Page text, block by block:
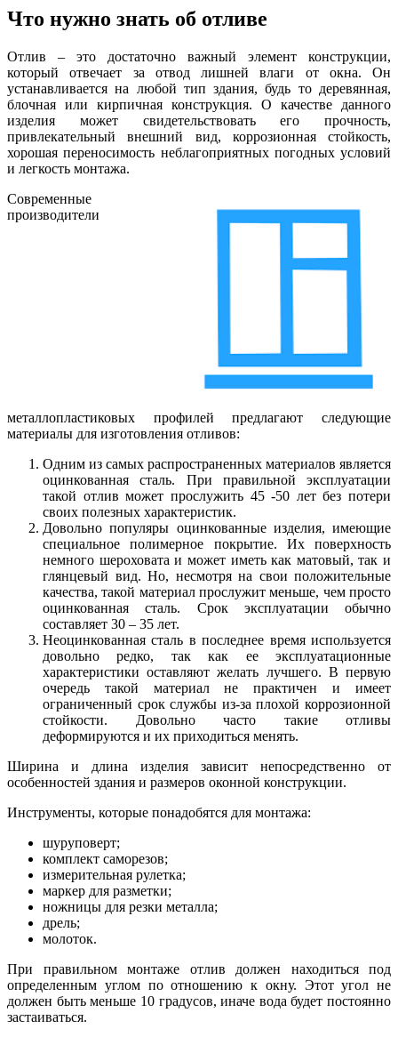
Что нужно знать об отливе
Отлив – это достаточно важный элемент конструкции,
который отвечает за отвод лишней влаги от окна. Он
устанавливается на любой тип здания, будь то деревянная,
блочная или кирпичная конструкция. О качестве данного
изделия может свидетельствовать его прочность,
привлекательный внешний вид, коррозионная стойкость,
хорошая переносимость неблагоприятных погодных условий
и легкость монтажа.
Современные
производители
металлопластиковых профилей предлагают следующие
материалы для изготовления отливов:
Одним из самых распространенных материалов является
оцинкованная сталь. При правильной эксплуатации
такой отлив может прослужить 45 -50 лет без потери
своих полезных характеристик.
Довольно популяры оцинкованные изделия, имеющие
специальное полимерное покрытие. Их поверхность
немного шероховата и может иметь как матовый, так и
глянцевый вид. Но, несмотря на свои положительные
качества, такой материал прослужит меньше, чем просто
оцинкованная сталь. Срок эксплуатации обычно
составляет 30 – 35 лет.
Неоцинкованная сталь в последнее время используется
довольно редко, так как ее эксплуатационные
характеристики оставляют желать лучшего. В первую
очередь такой материал не практичен и имеет
ограниченный срок службы из-за плохой коррозионной
стойкости. Довольно часто такие отливы
деформируются и их приходиться менять.
Ширина и длина изделия зависит непосредственно от
особенностей здания и размеров оконной конструкции.
Инструменты, которые понадобятся для монтажа:
шуруповерт;
комплект саморезов;
измерительная рулетка;
маркер для разметки;
ножницы для резки металла;
дрель;
молоток.
При правильном монтаже отлив должен находиться под
определенным углом по отношению к окну. Этот угол не
должен быть меньше 10 градусов, иначе вода будет постоянно
застаиваться.